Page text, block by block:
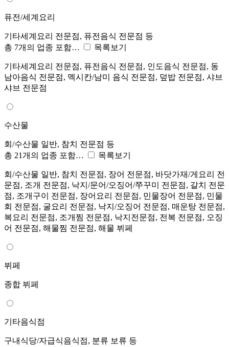
퓨전/세계요리
기타세계요리 전문점, 퓨전음식 전문점 등
총 7개의 업종 포함…
목록보기
기타세계요리 전문점, 퓨전음식 전문점, 인도음식 전문점, 동
남아음식 전문점, 멕시칸/남미 음식 전문점, 덮밥 전문점, 샤브
샤브 전문점
수산물
회/수산물 일반, 참치 전문점 등
총 21개의 업종 포함…
목록보기
회/수산물 일반, 참치 전문점, 장어 전문점, 바닷가재/게요리 전
문점, 조개 전문점, 낙지/문어/오징어/쭈꾸미 전문점, 갈치 전문
점, 조개구이 전문점, 장어요리 전문점, 민물장어 전문점, 민물
회 전문점, 굴요리 전문점, 낙지/오징어 전문점, 매운탕 전문점,
복요리 전문점, 조개찜 전문점, 낙지전문점, 전복 전문점, 오징
어 전문점, 해물찜 전문점, 해물 뷔페
뷔페
종합 뷔페
기타음식점
구내식당/자급식음식점, 분류 보류 등